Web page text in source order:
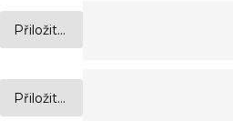
Přiložit...
Přiložit...